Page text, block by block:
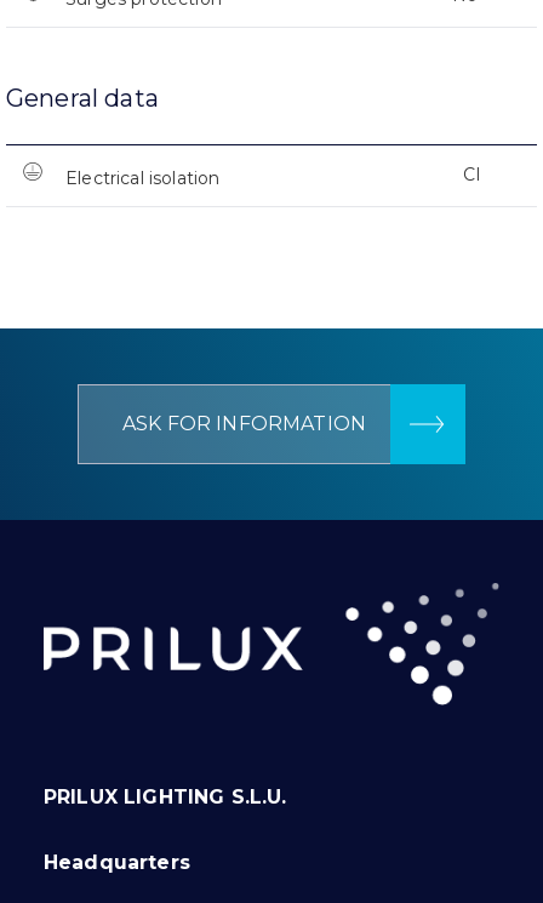
General data
Electrical isolation CI
ASK FOR INFORMATION
PRILUX LIGHTING S.L.U.
Headquarters